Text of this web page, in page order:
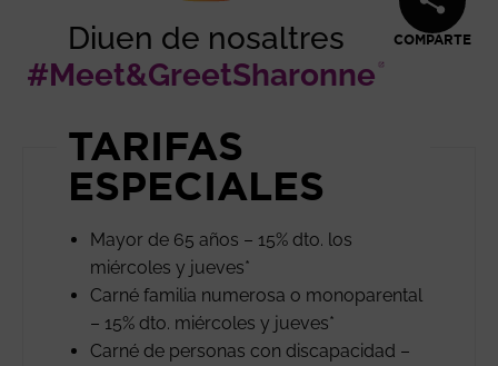
Diuen de nosaltres
#Meet&GreetSharonne
COMPARTE
TARIFAS
ESPECIALES
Mayor de 65 años – 15% dto. los
miércoles y jueves*
Carné familia numerosa o monoparental
– 15% dto. miércoles y jueves*
Carné de personas con discapacidad –